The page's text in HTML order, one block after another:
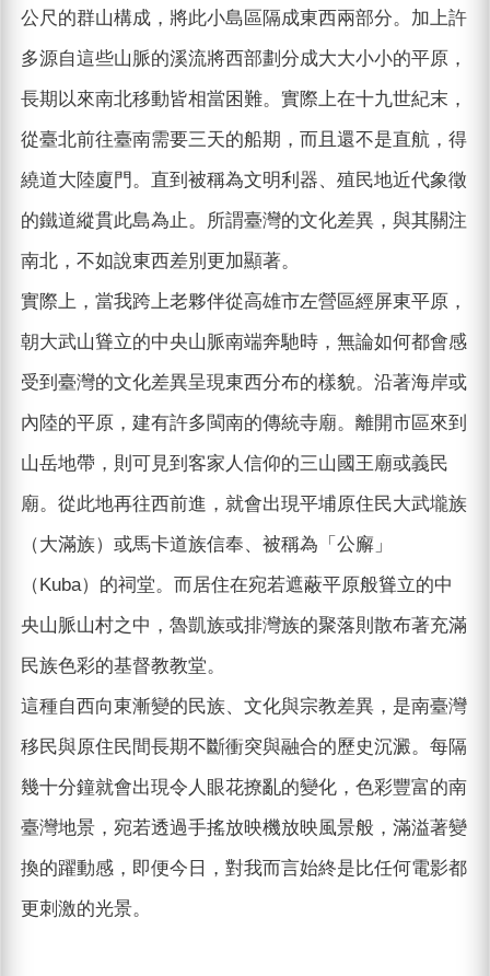
公尺的群山構成，將此小島區隔成東西兩部分。加上許
多源自這些山脈的溪流將西部劃分成大大小小的平原，
長期以來南北移動皆相當困難。實際上在十九世紀末，
從臺北前往臺南需要三天的船期，而且還不是直航，得
繞道大陸廈門。直到被稱為文明利器、殖民地近代象徵
的鐵道縱貫此島為止。所謂臺灣的文化差異，與其關注
南北，不如說東西差別更加顯著。
實際上，當我跨上老夥伴從高雄市左營區經屏東平原，
朝大武山聳立的中央山脈南端奔馳時，無論如何都會感
受到臺灣的文化差異呈現東西分布的樣貌。沿著海岸或
內陸的平原，建有許多閩南的傳統寺廟。離開市區來到
山岳地帶，則可見到客家人信仰的三山國王廟或義民
廟。從此地再往西前進，就會出現平埔原住民大武壠族
（大滿族）或馬卡道族信奉、被稱為「公廨」
（Kuba）的祠堂。而居住在宛若遮蔽平原般聳立的中
央山脈山村之中，魯凱族或排灣族的聚落則散布著充滿
民族色彩的基督教教堂。
這種自西向東漸變的民族、文化與宗教差異，是南臺灣
移民與原住民間長期不斷衝突與融合的歷史沉澱。每隔
幾十分鐘就會出現令人眼花撩亂的變化，色彩豐富的南
臺灣地景，宛若透過手搖放映機放映風景般，滿溢著變
換的躍動感，即便今日，對我而言始終是比任何電影都
更刺激的光景。